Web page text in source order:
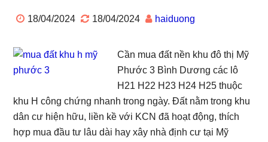
18/04/2024 18/04/2024 haiduong
Cần mua đất nền khu đô thị Mỹ
Phước 3 Bình Dương các lô
H21 H22 H23 H24 H25 thuộc
khu H công chứng nhanh trong ngày. Đất nằm trong khu
dân cư hiện hữu, liền kề với KCN đã hoạt động, thích
hợp mua đầu tư lâu dài hay xây nhà định cư tại Mỹ